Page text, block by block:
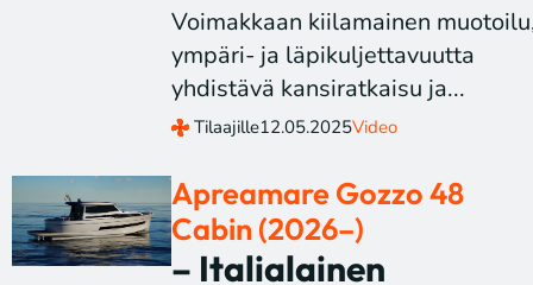
Voimakkaan kiilamainen
ympäri- ja läpikuljettavuutta
yhdistävä kansiratkaisu ja...
Tilaajille12.05.2025Video
Apreamare Gozzo 48
Cabin (2026–)
– Italialainen